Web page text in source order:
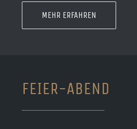
MEHR ERFAHREN
FEIER-ABEND